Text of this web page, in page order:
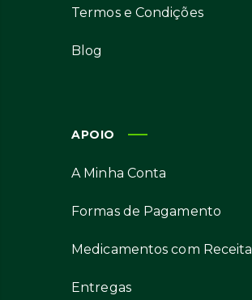
Termos e Condições
Blog
APOIO
A Minha Conta
Formas de Pagamento
Medicamentos com Receita
Entregas